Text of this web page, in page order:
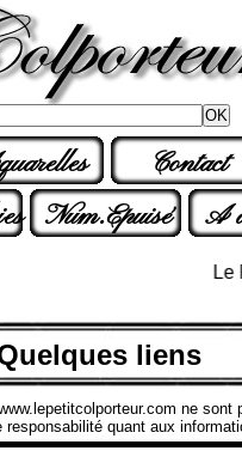
Contact
Num.Epuisé A
Le
liens
ne
quant aux